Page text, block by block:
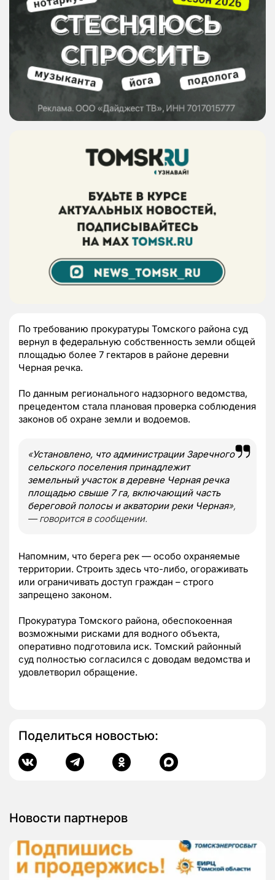
По требованию прокуратуры Томского района суд
вернул в федеральную собственность земли общей
площадью более 7 гектаров в районе деревни
Черная речка.
По данным регионального надзорного ведомства,
прецедентом стала плановая проверка соблюдения
законов об охране земли и водоемов.
«Установлено, что администрации Заречного
сельского поселения принадлежит
земельный участок в деревне Черная речка
площадью свыше 7 га, включающий часть
береговой полосы и акватории реки Черная»,
— говорится в сообщении.
Напомним, что берега рек — особо охраняемые
территории. Строить здесь что-либо, огораживать
или ограничивать доступ граждан – строго
запрещено законом.
Прокуратура Томского района, обеспокоенная
возможными рисками для водного объекта,
оперативно подготовила иск. Томский районный
суд полностью согласился с доводам ведомства и
удовлетворил обращение.
Поделиться новостью:
Новости партнеров